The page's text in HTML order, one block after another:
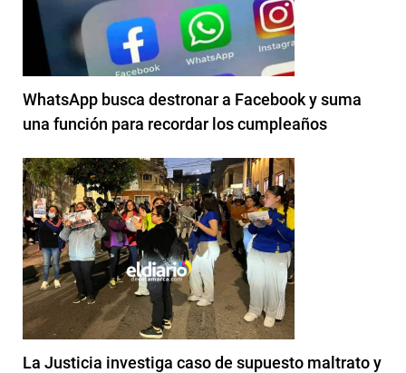
WhatsApp busca destronar a Facebook y suma
una función para recordar los cumpleaños
La Justicia investiga caso de supuesto maltrato y